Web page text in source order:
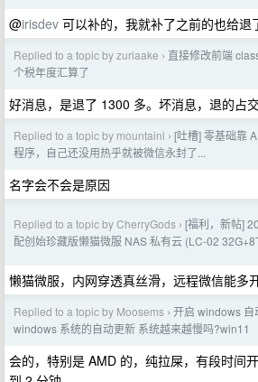
@irisdev 可以补的，我就补了之前的也给退
Replied to a topic by zuriaake › 直接修改前端
个税年度汇算了
好消息，是退了 1300 多。坏消息，退的占
Replied to a topic by mountainl › [吐槽] 零基础靠
程序，自己还没用热乎就被微信永封了...
名字会不会是原因
Replied to a topic by CherryGods › [福利，新帖]
配创始珍藏版懒猫微服 NAS 私有云 (LC-02
懒猫微服，内网穿透真丝滑，远程微信能多
Replied to a topic by Moosems › 开启 windows 自
windows 系统的自动更新 系统越来越慢吗?win11
会的，特别是 AMD 的，纯拉屎，有段时间